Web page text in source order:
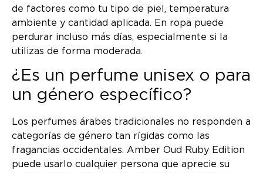
de factores como tu tipo de piel, temperatura
ambiente y cantidad aplicada. En ropa puede
perdurar incluso más días, especialmente si la
utilizas de forma moderada.
¿Es un perfume unisex o para
un género específico?
Los perfumes árabes tradicionales no responden a
categorías de género tan rígidas como las
fragancias occidentales. Amber Oud Ruby Edition
puede usarlo cualquier persona que aprecie su